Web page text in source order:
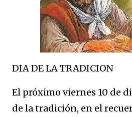
DIA DE LA TRADICION
El próximo viernes 10 de
de la tradición, en el